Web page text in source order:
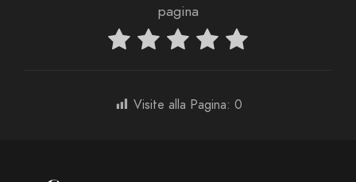
pagina
Visite alla Pagina: 0